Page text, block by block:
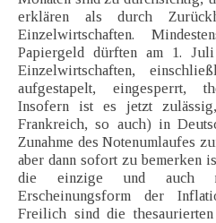
erklären als durch
Einzelwirtschaften.
Papiergeld dürften am 1.
Einzelwirtschaften,
aufgestapelt, eingesperrt,
Insofern ist es jetzt
Frankreich, so auch) in
Zunahme des Notenumlaufes
aber dann sofort zu bemerken
die einzige und auch
Erscheinungsform der
Freilich sind die